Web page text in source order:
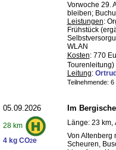
Vorwoche 29.
bleiben;
Leistungen:
Frühstück
WLAN
Kosten: 770
Tourenleitung)
Leitung:
Teilnehmende:
05.09.2026
28 km
4 kg CO2e
Im
Länge: 23 km,
Von Altenberg
Scheuren,